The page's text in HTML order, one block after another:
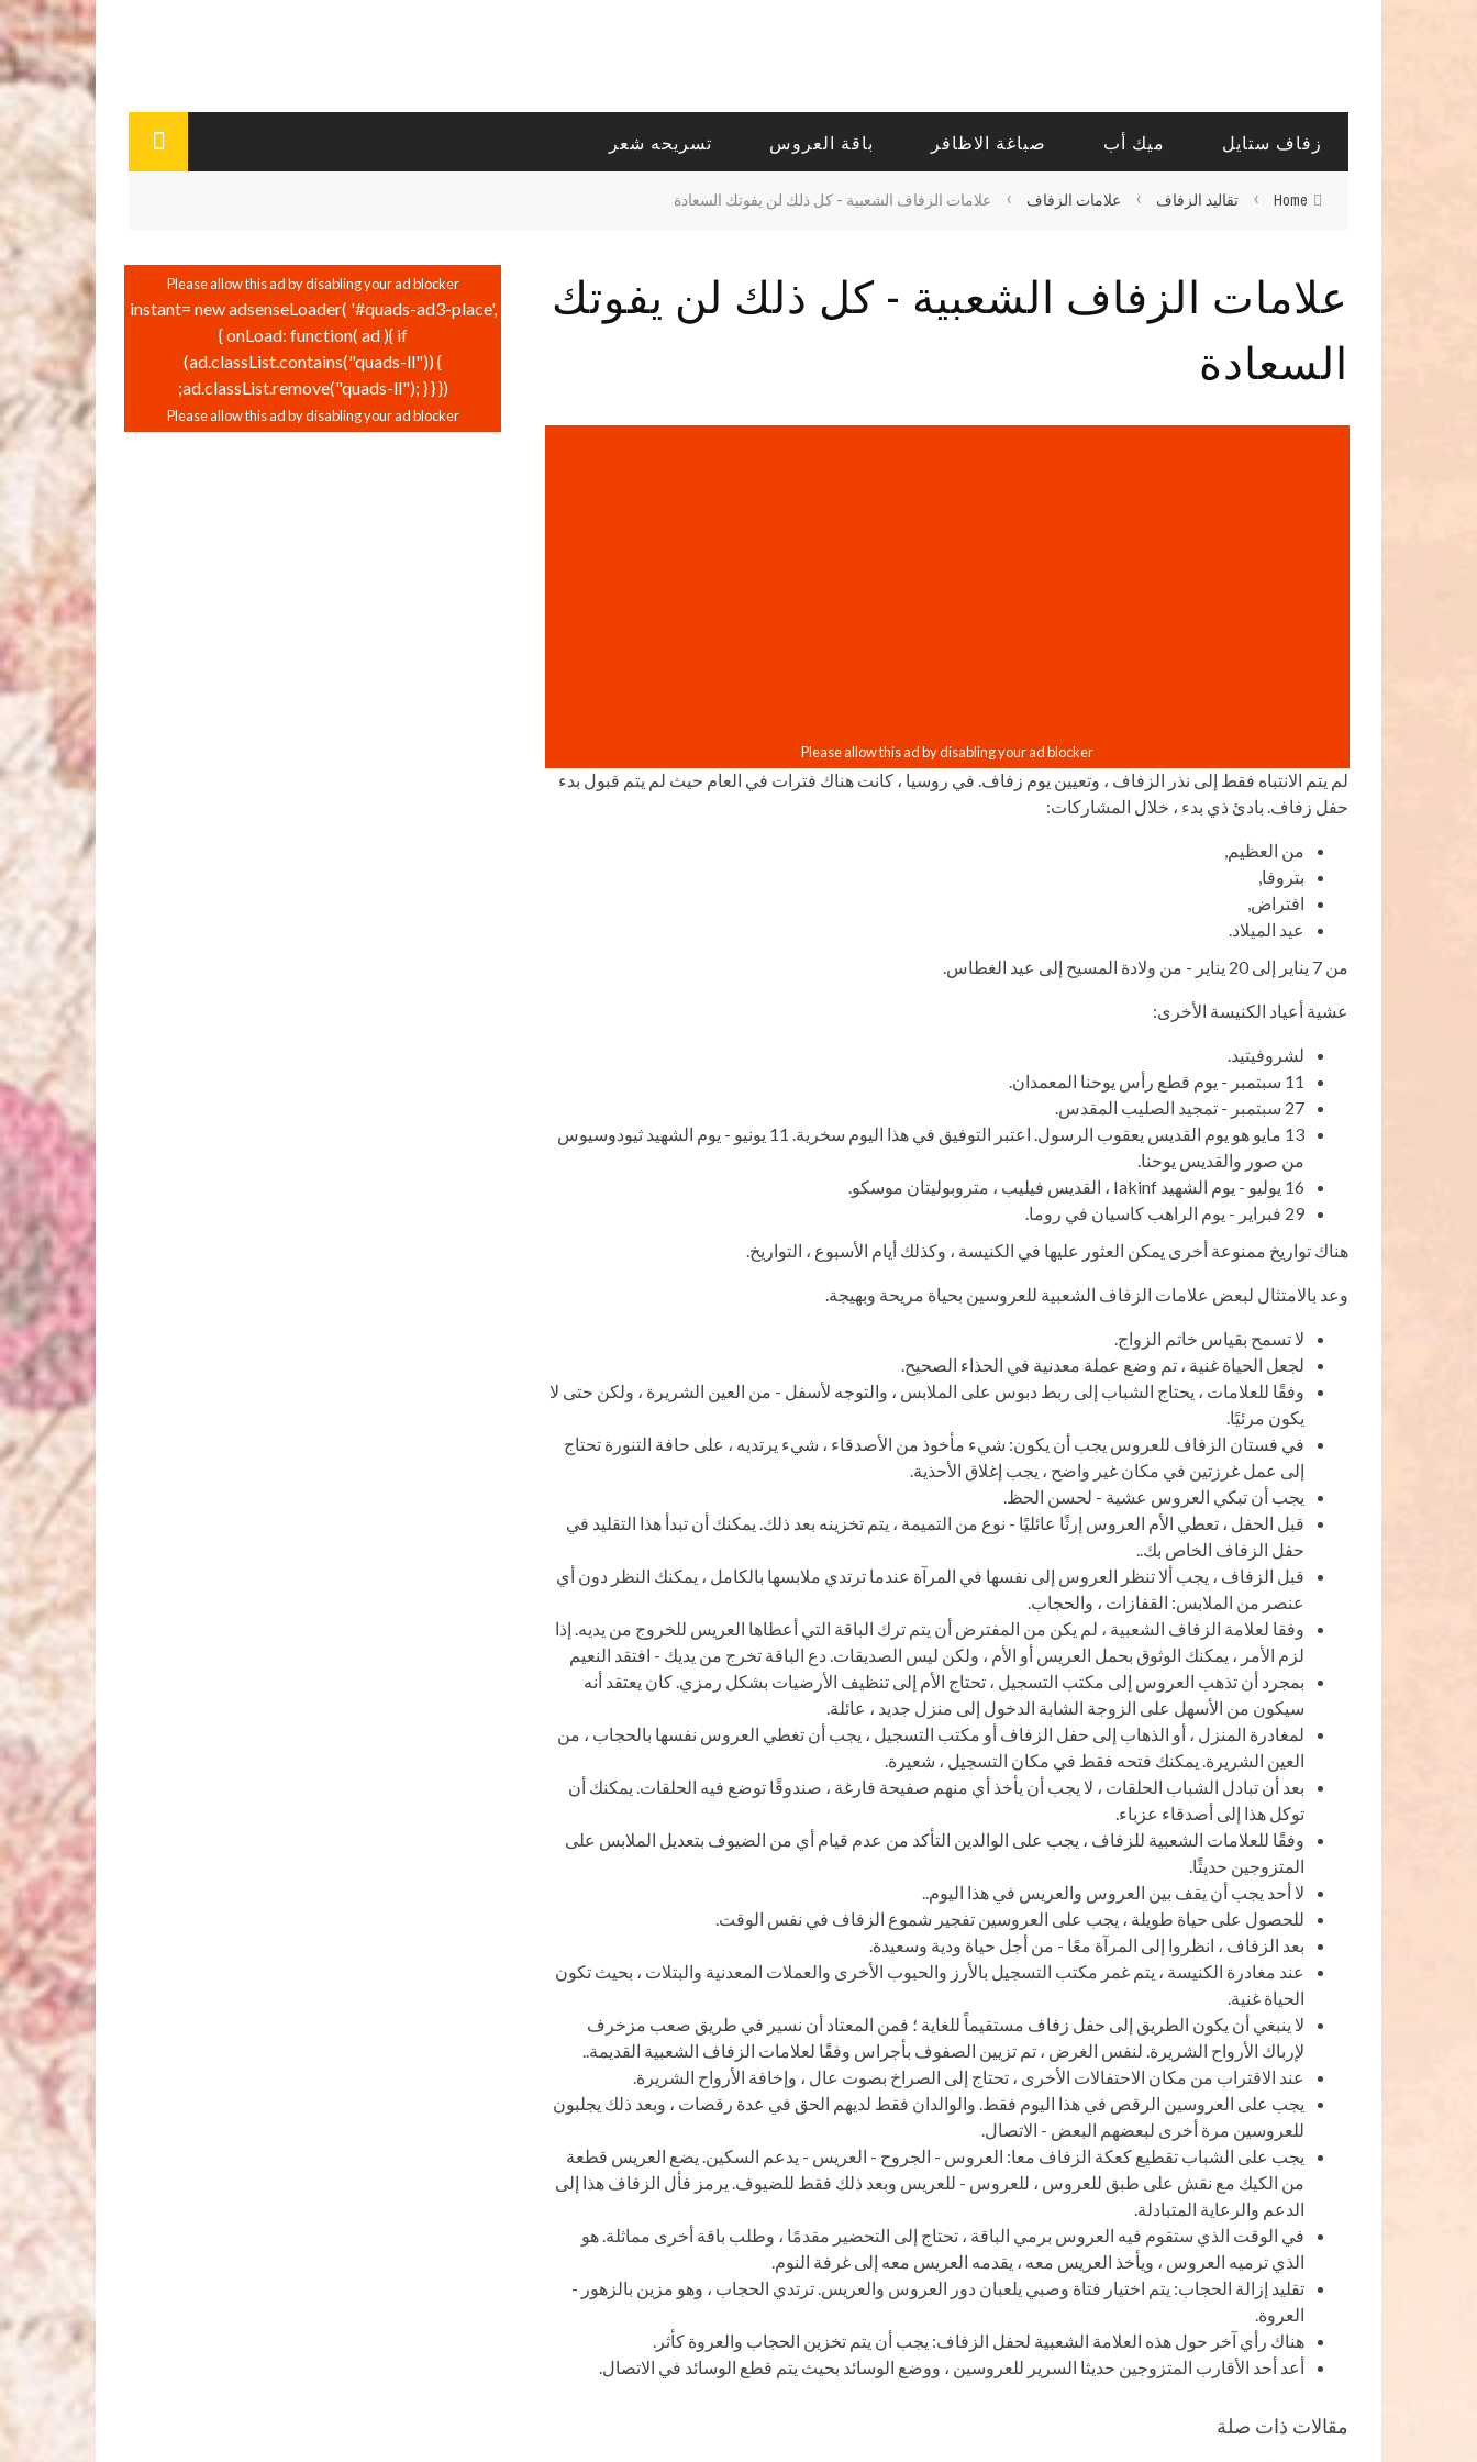
زفاف ستايل ميك أب صباغة الاظافر باقة العروس تسريحه شعر
Home
› تقاليد الزفاف › علامات الزفاف › علامات الزفاف الشعبية - كل ذلك لن يفوتك السعادة
علامات الزفاف الشعبية - كل ذلك لن يفوتك
السعادة
لم يتم الانتباه فقط إلى نذر الزفاف ، وتعيين يوم زفاف. في روسيا ، كانت هناك فترات في العام حيث لم يتم قبول بدء
حفل زفاف. بادئ ذي بدء ، خلال المشاركات:
من العظيم,
بتروفا,
افتراض,
عيد الميلاد.
من 7 يناير إلى 20 يناير - من ولادة المسيح إلى عيد الغطاس.
عشية أعياد الكنيسة الأخرى:
لشروفيتيد.
11 سبتمبر - يوم قطع رأس يوحنا المعمدان.
27 سبتمبر - تمجيد الصليب المقدس.
13 مايو هو يوم القديس يعقوب الرسول. اعتبر التوفيق في هذا اليوم سخرية. 11 يونيو - يوم الشهيد ثيودوسيوس
من صور والقديس يوحنا.
16 يوليو - يوم الشهيد Iakinf ، القديس فيليب ، متروبوليتان موسكو.
29 فبراير - يوم الراهب كاسيان في روما.
هناك تواريخ ممنوعة أخرى يمكن العثور عليها في الكنيسة ، وكذلك أيام الأسبوع ، التواريخ.
وعد بالامتثال لبعض علامات الزفاف الشعبية للعروسين بحياة مريحة وبهيجة.
لا تسمح بقياس خاتم الزواج.
لجعل الحياة غنية ، تم وضع عملة معدنية في الحذاء الصحيح.
وفقًا للعلامات ، يحتاج الشباب إلى ربط دبوس على الملابس ، والتوجه لأسفل - من العين الشريرة ، ولكن حتى لا
يكون مرئيًا.
في فستان الزفاف للعروس يجب أن يكون: شيء مأخوذ من الأصدقاء ، شيء يرتديه ، على حافة التنورة تحتاج
إلى عمل غرزتين في مكان غير واضح ، يجب إغلاق الأحذية.
يجب أن تبكي العروس عشية - لحسن الحظ.
قبل الحفل ، تعطي الأم العروس إرثًا عائليًا - نوع من التميمة ، يتم تخزينه بعد ذلك. يمكنك أن تبدأ هذا التقليد في
حفل الزفاف الخاص بك..
قبل الزفاف ، يجب ألا تنظر العروس إلى نفسها في المرآة عندما ترتدي ملابسها بالكامل ، يمكنك النظر دون أي
عنصر من الملابس: القفازات ، والحجاب.
وفقا لعلامة الزفاف الشعبية ، لم يكن من المفترض أن يتم ترك الباقة التي أعطاها العريس للخروج من يديه. إذا
لزم الأمر ، يمكنك الوثوق بحمل العريس أو الأم ، ولكن ليس الصديقات. دع الباقة تخرج من يديك - افتقد النعيم
بمجرد أن تذهب العروس إلى مكتب التسجيل ، تحتاج الأم إلى تنظيف الأرضيات بشكل رمزي. كان يعتقد أنه
سيكون من الأسهل على الزوجة الشابة الدخول إلى منزل جديد ، عائلة.
لمغادرة المنزل ، أو الذهاب إلى حفل الزفاف أو مكتب التسجيل ، يجب أن تغطي العروس نفسها بالحجاب ، من
العين الشريرة. يمكنك فتحه فقط في مكان التسجيل ، شعيرة.
بعد أن تبادل الشباب الحلقات ، لا يجب أن يأخذ أي منهم صفيحة فارغة ، صندوقًا توضع فيه الحلقات. يمكنك أن
توكل هذا إلى أصدقاء عزباء.
وفقًا للعلامات الشعبية للزفاف ، يجب على الوالدين التأكد من عدم قيام أي من الضيوف بتعديل الملابس على
المتزوجين حديثًا.
لا أحد يجب أن يقف بين العروس والعريس في هذا اليوم..
للحصول على حياة طويلة ، يجب على العروسين تفجير شموع الزفاف في نفس الوقت.
بعد الزفاف ، انظروا إلى المرآة معًا - من أجل حياة ودية وسعيدة.
عند مغادرة الكنيسة ، يتم غمر مكتب التسجيل بالأرز والحبوب الأخرى والعملات المعدنية والبتلات ، بحيث تكون
الحياة غنية.
لا ينبغي أن يكون الطريق إلى حفل زفاف مستقيماً للغاية ؛ فمن المعتاد أن نسير في طريق صعب مزخرف
لإرباك الأرواح الشريرة. لنفس الغرض ، تم تزيين الصفوف بأجراس وفقًا لعلامات الزفاف الشعبية القديمة..
عند الاقتراب من مكان الاحتفالات الأخرى ، تحتاج إلى الصراخ بصوت عال ، وإخافة الأرواح الشريرة.
يجب على العروسين الرقص في هذا اليوم فقط. والوالدان فقط لديهم الحق في عدة رقصات ، وبعد ذلك يجلبون
للعروسين مرة أخرى لبعضهم البعض - الاتصال.
يجب على الشباب تقطيع كعكة الزفاف معا: العروس - الجروح - العريس - يدعم السكين. يضع العريس قطعة
من الكيك مع نقش على طبق للعروس ، للعروس - للعريس وبعد ذلك فقط للضيوف. يرمز فأل الزفاف هذا إلى
الدعم والرعاية المتبادلة.
في الوقت الذي ستقوم فيه العروس برمي الباقة ، تحتاج إلى التحضير مقدمًا ، وطلب باقة أخرى مماثلة. هو
الذي ترميه العروس ، ويأخذ العريس معه ، يقدمه العريس معه إلى غرفة النوم.
تقليد إزالة الحجاب: يتم اختيار فتاة وصبي يلعبان دور العروس والعريس. ترتدي الحجاب ، وهو مزين بالزهور -
العروة.
هناك رأي آخر حول هذه العلامة الشعبية لحفل الزفاف: يجب أن يتم تخزين الحجاب والعروة كأثر.
أعد أحد الأقارب المتزوجين حديثا السرير للعروسين ، ووضع الوسائد بحيث يتم قطع الوسائد في الاتصال.
مقالات ذات صلة
instant= new adsenseLoader( '#quads-ad3-place',
{ onLoad: function( ad ){ if
(ad.classList.contains("quads-ll")) {
ad.classList.remove("quads-ll"); } } });